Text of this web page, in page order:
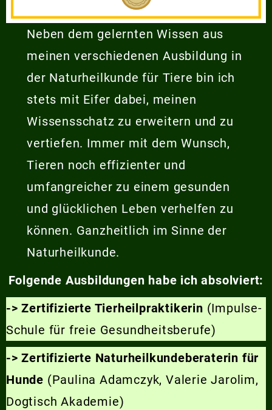
Neben dem gelernten Wissen aus
meinen verschiedenen Ausbildung in
der Naturheilkunde für Tiere bin ich
stets mit Eifer dabei, meinen
Wissensschatz zu erweitern und zu
vertiefen. Immer mit dem Wunsch,
Tieren noch effizienter und
umfangreicher zu einem gesunden
und glücklichen Leben verhelfen zu
können. Ganzheitlich im Sinne der
Naturheilkunde.
Folgende Ausbildungen habe ich absolviert:
-> Zertifizierte Tierheilpraktikerin (Impulse-
Schule für freie Gesundheitsberufe)
-> Zertifizierte Naturheilkundeberaterin für
Hunde (Paulina Adamczyk, Valerie Jarolim,
Dogtisch Akademie)